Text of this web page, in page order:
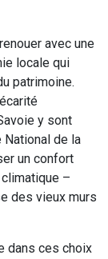
avec une
locale qui
patrimoine.
y sont
National de la
un confort
–
des vieux murs
dans ces choix